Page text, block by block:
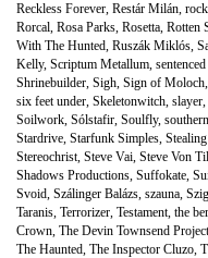
Reckless Forever, Restár Milán,
Rorcal, Rosa Parks, Rosetta, Rotten
With The Hunted, Ruszák Miklós,
Kelly, Scriptum Metallum,
Shrinebuilder, Sigh, Sign of Moloch,
six feet under, Skeletonwitch, slayer,
Soilwork, Sólstafir, Soulfly,
Stardrive, Starfunk Simples,
Stereochrist, Steve Vai, Steve Von
Shadows Productions, Suffokate,
Svoid, Szálinger Balázs, szauna,
Taranis, Terrorizer, Testament, the
Crown, The Devin Townsend Project
The Haunted, The Inspector Cluzo,